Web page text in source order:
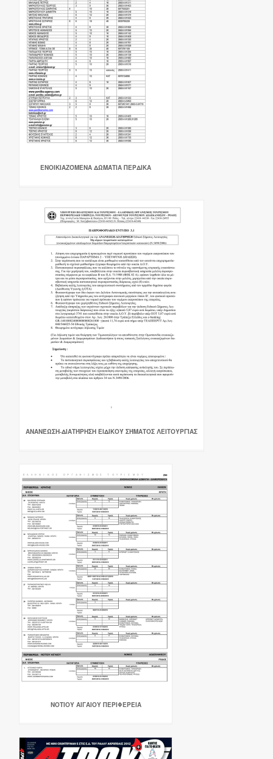
ΕΝΟΙΚΙΑΖΌΜΕΝΑ ΔΩΜΆΤΙΑ ΠΕΡΔΙΚΑ
ΑΝΑΝΈΩΣΗ-ΔΙΑΤΉΡΗΣΗ ΕΙΔΙΚΟΎ ΣΉΜΑΤΟΣ ΛΕΙΤΟΥΡΓΊΑΣ
ΝΟΤΙΟΥ ΑΙΓΑΙΟΥ ΠΕΡΙΦΕΡΕΙΑ